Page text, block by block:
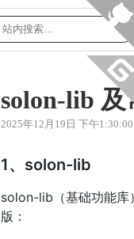
solon-lib
2025年12月19日 下午1:30:00
1、solon-lib
solon-lib（基础功能库
版：